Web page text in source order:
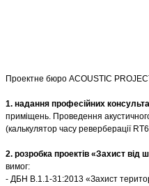
Проектне бюро ACOUSTIC
1. надання професійних
приміщень. Проведення
(калькулятор часу реверберації
2. розробка проектів «Захист від
вимог:
- ДБН В.1.1-31:2013 «Захист